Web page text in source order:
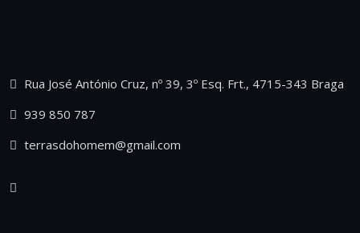
Rua José António Cruz, nº 39, 3º Esq. Frt., 4715-343 Braga
939 850 787
terrasdohomem@gmail.com